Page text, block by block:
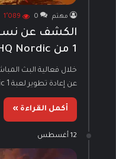
مهتم 0 1٬089
1 من THQ Nordic
عن إعادة تطوير لعبة Gothic 1 الكلاسيكية، التي أصدرت في…
أكمل القراءة »
12 أغسطس